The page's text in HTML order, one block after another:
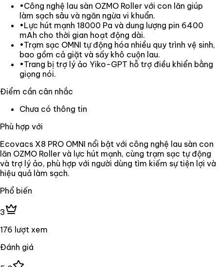
•Công nghệ lau sàn OZMO Roller với con lăn giúp
làm sạch sâu và ngăn ngừa vi khuẩn.
•Lực hút mạnh 18000 Pa và dung lượng pin 6400
mAh cho thời gian hoạt động dài.
•Trạm sạc OMNI tự động hóa nhiều quy trình vệ sinh,
bao gồm cả giặt và sấy khô cuộn lau.
•Trang bị trợ lý ảo Yiko-GPT hỗ trợ điều khiển bằng
giọng nói.
Điểm cần cân nhắc
Chưa có thông tin
Phù hợp với
Ecovacs X8 PRO OMNI nổi bật với công nghệ lau sàn con
lăn OZMO Roller và lực hút mạnh, cùng trạm sạc tự động
và trợ lý ảo, phù hợp với người dùng tìm kiếm sự tiện lợi và
hiệu quả làm sạch.
Phổ biến
3
176 lượt xem
Đánh giá